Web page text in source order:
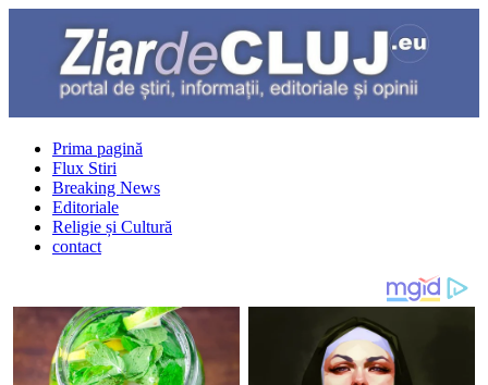
Prima pagină
Flux Stiri
Breaking News
Editoriale
Religie și Cultură
contact